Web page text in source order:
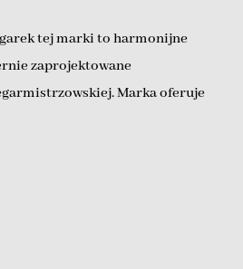
tej marki to harmonijne
zaprojektowane
Marka oferuje